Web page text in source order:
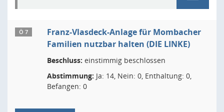
Ö 7
Franz-Vlasdeck-Anlage für Mombacher
Familien nutzbar halten (DIE LINKE)
Beschluss: einstimmig beschlossen
Abstimmung: Ja: 14, Nein: 0, Enthaltung: 0,
Befangen: 0